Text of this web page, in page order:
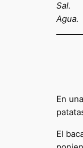
Sal.
Agua.
En
El